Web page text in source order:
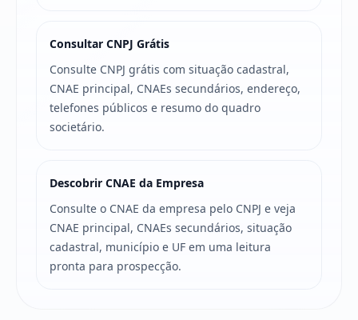
Consultar CNPJ Grátis
Consulte CNPJ grátis com situação cadastral,
CNAE principal, CNAEs secundários, endereço,
telefones públicos e resumo do quadro
societário.
Descobrir CNAE da Empresa
Consulte o CNAE da empresa pelo CNPJ e veja
CNAE principal, CNAEs secundários, situação
cadastral, município e UF em uma leitura
pronta para prospecção.